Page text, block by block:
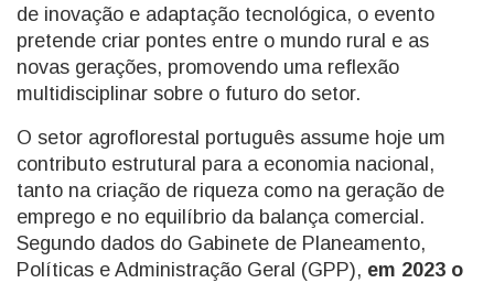
de inovação e adaptação tecnológica, o evento
pretende criar pontes entre o mundo rural e as
novas gerações, promovendo uma reflexão
multidisciplinar sobre o futuro do setor.
O setor agroflorestal português assume hoje um
contributo estrutural para a economia nacional,
tanto na criação de riqueza como na geração de
emprego e no equilíbrio da balança comercial.
Segundo dados do Gabinete de Planeamento,
Políticas e Administração Geral (GPP), em 2023 o